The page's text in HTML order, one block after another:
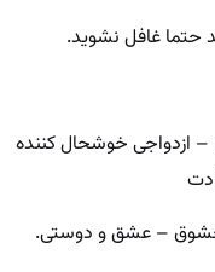
حتما غافل نشوید.
– ازدواجی خوشحال کننده
معشوق – عشق و دوستی.